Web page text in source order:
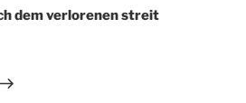
dem verlorenen streit